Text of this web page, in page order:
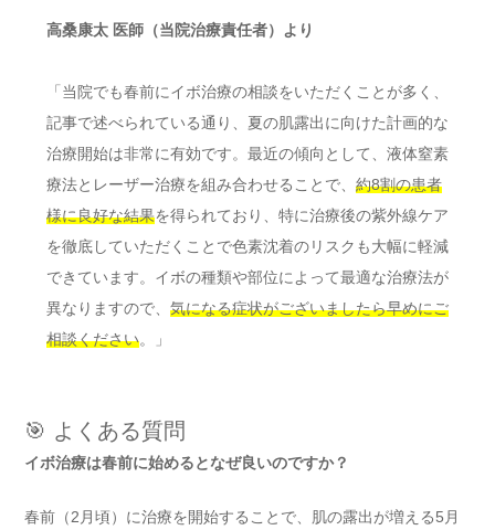
高桑康太 医師（当院治療責任者）より
「当院でも春前にイボ治療の相談をいただくことが多く、
記事で述べられている通り、夏の肌露出に向けた計画的な
治療開始は非常に有効です。最近の傾向として、液体窒素
療法とレーザー治療を組み合わせることで、 約8割の患者
様に良好な結果を得られており、特に治療後の紫外線ケア
を徹底していただくことで色素沈着のリスクも大幅に軽減
できています。イボの種類や部位によって最適な治療法が
異なりますので、 気になる症状がございましたら早めにご
相談ください。」
🎯 よくある質問
イボ治療は春前に始めるとなぜ良いのですか？
春前（2月頃）に治療を開始することで、肌の露出が増える5月